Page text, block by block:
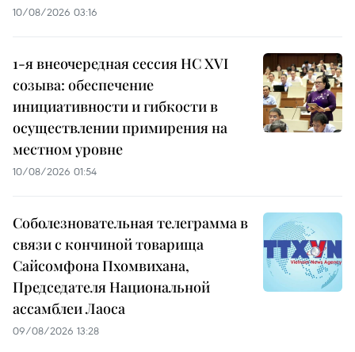
10/08/2026 03:16
1-я внеочередная сессия НС XVI
созыва: обеспечение
инициативности и гибкости в
осуществлении примирения на
местном уровне
10/08/2026 01:54
Соболезновательная телеграмма в
связи с кончиной товарища
Сайсомфона Пхомвихана,
Председателя Национальной
ассамблеи Лаоса
09/08/2026 13:28